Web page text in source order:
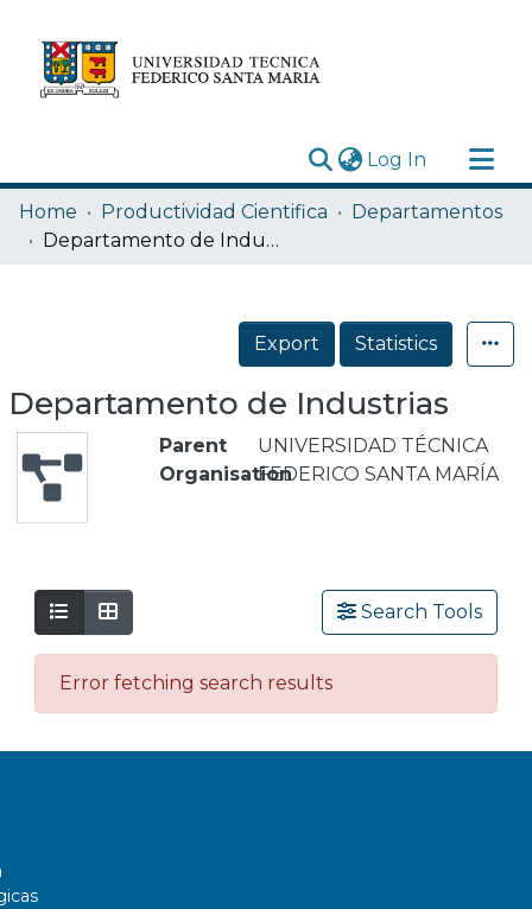
Log In (current)
Research Outputs
Statistics
Home Productividad Cientifica
Departamentos
Departamento de Industrias
Export Statistics
Departamento de Industrias
Parent
Organisation
UNIVERSIDAD TÉCNICA
FEDERICO SANTA MARÍA
Search Tools
Error fetching search results